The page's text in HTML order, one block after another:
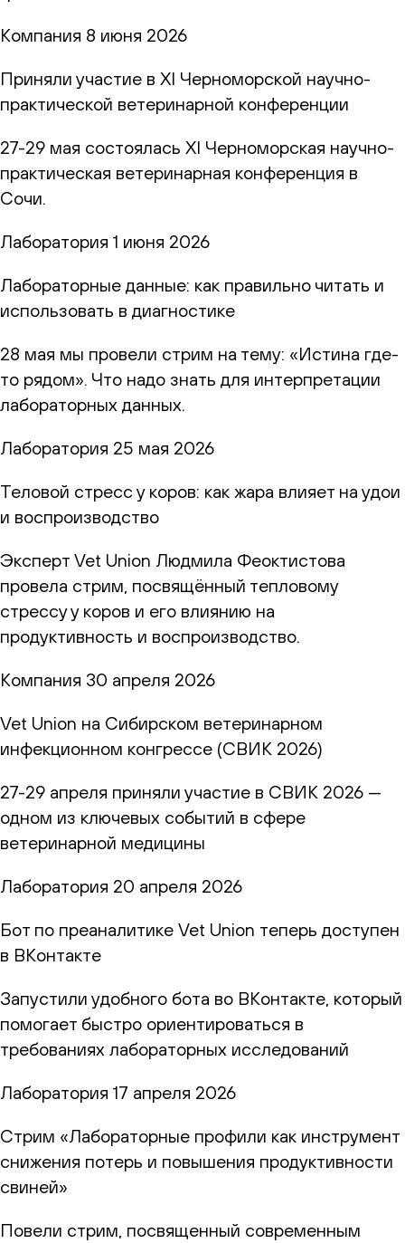
Компания 8 июня 2026
Приняли участие в XI Черноморской научно-
практической ветеринарной конференции
27-29 мая состоялась XI Черноморская научно-
практическая ветеринарная конференция в
Сочи.
Лаборатория 1 июня 2026
Лабораторные данные: как правильно читать и
использовать в диагностике
28 мая мы провели стрим на тему: «Истина где-
то рядом». Что надо знать для интерпретации
лабораторных данных.
Лаборатория 25 мая 2026
Теловой стресс у коров: как жара влияет на удои
и воспроизводство
Эксперт Vet Union Людмила Феоктистова
провела стрим, посвящённый тепловому
стрессу у коров и его влиянию на
продуктивность и воспроизводство.
Компания 30 апреля 2026
Vet Union на Сибирском ветеринарном
инфекционном конгрессе (СВИК 2026)
27-29 апреля приняли участие в СВИК 2026 —
одном из ключевых событий в сфере
ветеринарной медицины
Лаборатория 20 апреля 2026
Бот по преаналитике Vet Union теперь доступен
в ВКонтакте
Запустили удобного бота во ВКонтакте, который
помогает быстро ориентироваться в
требованиях лабораторных исследований
Лаборатория 17 апреля 2026
Стрим «Лабораторные профили как инструмент
снижения потерь и повышения продуктивности
свиней»
Повели стрим, посвященный современным